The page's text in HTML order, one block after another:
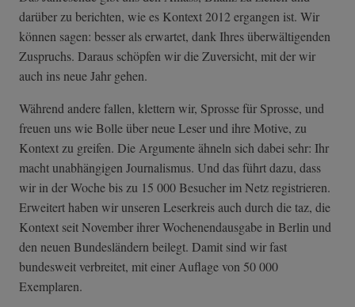
darüber zu berichten, wie es Kontext 2012 ergangen ist. Wir
können sagen: besser als erwartet, dank Ihres überwältigenden
Zuspruchs. Daraus schöpfen wir die Zuversicht, mit der wir
auch ins neue Jahr gehen.
Während andere fallen, klettern wir, Sprosse für Sprosse, und
freuen uns wie Bolle über neue Leser und ihre Motive, zu
Kontext zu greifen. Die Argumente ähneln sich dabei sehr: Ihr
macht unabhängigen Journalismus. Und das führt dazu, dass
wir in der Woche bis zu 15 000 Besucher im Netz registrieren.
Erweitert haben wir unseren Leserkreis auch durch die taz, die
Kontext seit November ihrer Wochenendausgabe in Berlin und
den neuen Bundesländern beilegt. Damit sind wir fast
bundesweit verbreitet, mit einer Auflage von 50 000
Exemplaren.